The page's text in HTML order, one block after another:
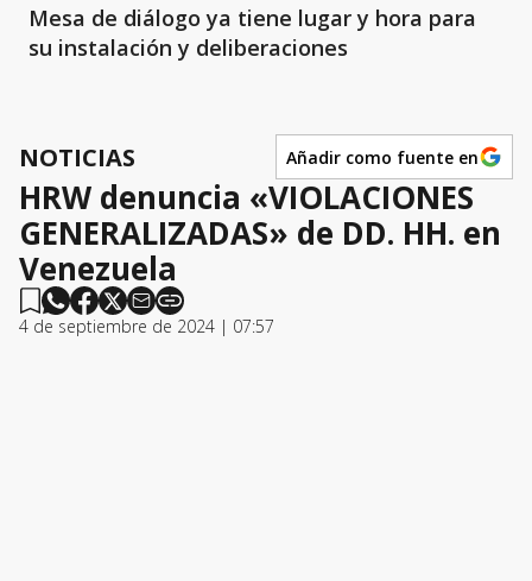
Mesa de diálogo ya tiene lugar y hora para
su instalación y deliberaciones
NOTICIAS Añadir como fuente en
HRW denuncia «VIOLACIONES
GENERALIZADAS» de DD. HH. en
Venezuela
4 de septiembre de 2024 | 07:57